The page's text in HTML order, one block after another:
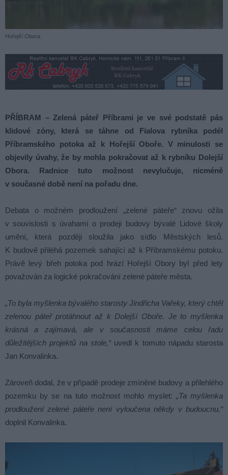
Hořejší Obora.
PŘÍBRAM – Zelená páteř Příbrami je ve své podstatě pás
klidové zóny, která se táhne od Fialova rybníka podél
Příbramského potoka až k Hořejší Oboře. V minulosti se
objevily úvahy, že by mohla pokračovat až k rybníku Dolejší
Obora. Radnice tuto možnost nevylučuje, nicméně
v současné době není na pořadu dne.
Debata o možném prodloužení „zelené páteře“ znovu ožila
v souvislosti s úvahami o prodeji budovy bývalé Lidové školy
umění, která později sloužila jako sídlo Městských lesů.
K budově přiléhá pozemek sahající až k Příbramskému potoku.
Právě levý břeh potoka pod hrází Hořejší Obory byl před lety
považován za logické pokračování zelené páteře města.
„To byla myšlenka bývalého starosty Jindřicha Vařeky, který chtěl
zelenou páteř protáhnout až k Dolejší Oboře. Je to myšlenka
krásná a zajímavá, ale v současnosti máme celou řadu
důležitějších projektů na stole,“uvedl k tomuto nápadu starosta
Jan Konvalinka.
Zároveň dodal, že v případě prodeje zmíněné budovy a přilehlého
pozemku by se na tuto možnost mohlo myslet: „Ta myšlenka
prodloužení zelené páteře není vyloučena někdy v budoucnu,“
doplnil Konvalinka.